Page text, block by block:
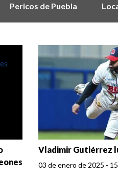
Pericos de Puebla
Vladimir Gutiérrez
03 de enero de 2025 -